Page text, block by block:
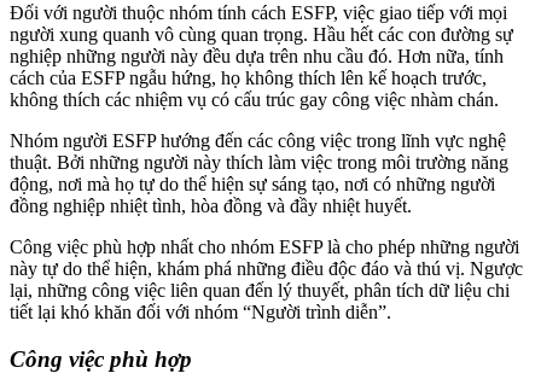
Đối với người thuộc nhóm tính cách ESFP, việc giao tiếp với mọi
người xung quanh vô cùng quan trọng. Hầu hết các con đường sự
nghiệp những người này đều dựa trên nhu cầu đó. Hơn nữa, tính
cách của ESFP ngẫu hứng, họ không thích lên kế hoạch trước,
không thích các nhiệm vụ có cấu trúc gay công việc nhàm chán.
Nhóm người ESFP hướng đến các công việc trong lĩnh vực nghệ
thuật. Bởi những người này thích làm việc trong môi trường năng
động, nơi mà họ tự do thể hiện sự sáng tạo, nơi có những người
đồng nghiệp nhiệt tình, hòa đồng và đầy nhiệt huyết.
Công việc phù hợp nhất cho nhóm ESFP là cho phép những người
này tự do thể hiện, khám phá những điều độc đáo và thú vị. Ngược
lại, những công việc liên quan đến lý thuyết, phân tích dữ liệu chi
tiết lại khó khăn đối với nhóm “Người trình diễn”.
Công việc phù hợp